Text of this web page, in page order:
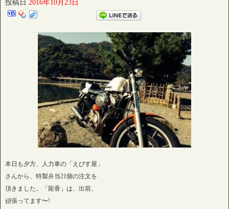
投稿日 2016年10月23日
本日も夕方、人力車の「えびす屋」
さんから、特製弁当21個の注文を
頂きました。「龍香」は、出前、
頑張ってます〜!